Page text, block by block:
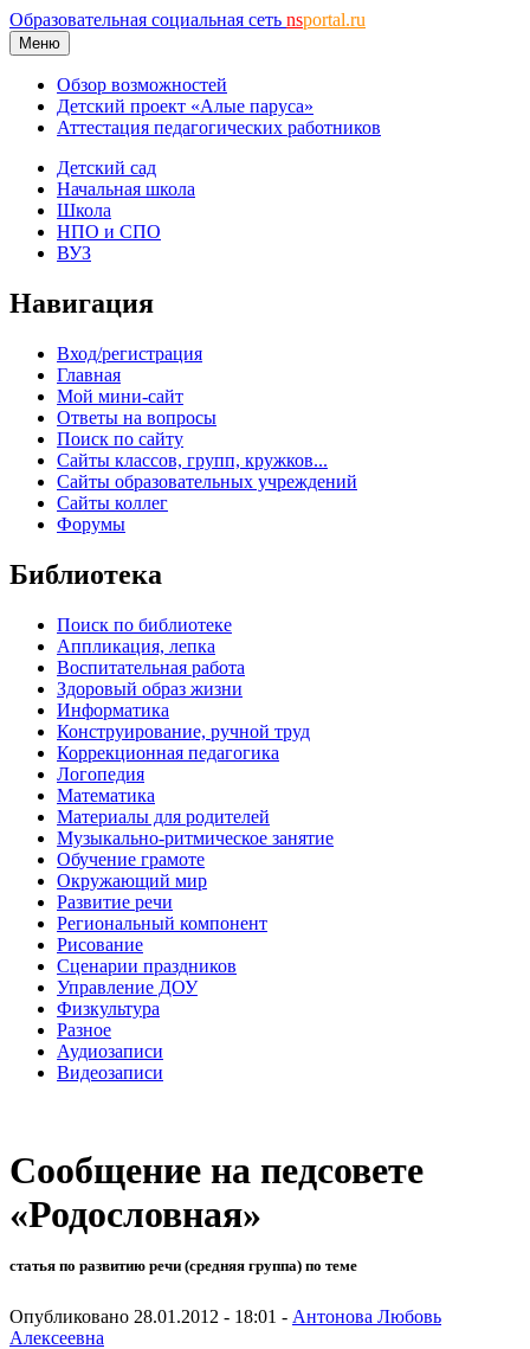
Образовательная социальная сеть nsportal.ru
Меню
Обзор возможностей
Детский проект «Алые паруса»
Аттестация педагогических работников
Детский сад
Начальная школа
Школа
НПО и СПО
ВУЗ
Навигация
Вход/регистрация
Главная
Мой мини-сайт
Ответы на вопросы
Поиск по сайту
Сайты классов, групп, кружков...
Сайты образовательных учреждений
Сайты коллег
Форумы
Библиотека
Поиск по библиотеке
Аппликация, лепка
Воспитательная работа
Здоровый образ жизни
Информатика
Конструирование, ручной труд
Коррекционная педагогика
Логопедия
Математика
Материалы для родителей
Музыкально-ритмическое занятие
Обучение грамоте
Окружающий мир
Развитие речи
Региональный компонент
Рисование
Сценарии праздников
Управление ДОУ
Физкультура
Разное
Аудиозаписи
Видеозаписи
Сообщение на педсовете
«Родословная»
статья по развитию речи (средняя группа) по теме
Опубликовано 28.01.2012 - 18:01 - Антонова Любовь
Алексеевна